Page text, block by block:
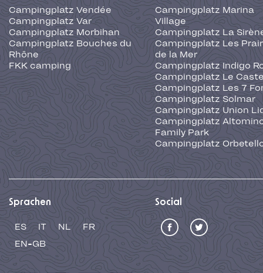
Campingplatz Vendée
Campingplatz Var
Campingplatz Morbihan
Campingplatz Bouches du
Rhône
FKK camping
Campingplatz Marina
Village
Campingplatz La
Campingplatz Les
de la Mer
Campingplatz Indigo
Campingplatz Le
Campingplatz Les 7
Campingplatz Solmar
Campingplatz Union
Campingplatz
Family Park
Campingplatz
Sprachen
ES IT NL
FR
EN-GB
Social